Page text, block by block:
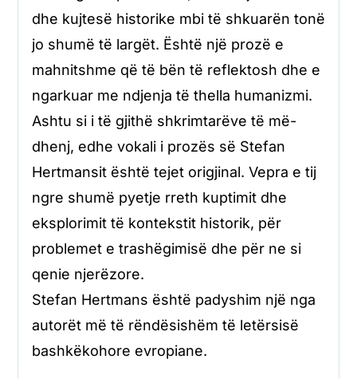
dhe kujtesë historike mbi të shkuarën tonë
jo shumë të largët. Është një prozë e
mahnitshme që të bën të reflektosh dhe e
ngarkuar me ndjenja të thella humanizmi.
Ashtu si i të gjithë shkrimtarëve të më-
dhenj, edhe vokali i prozës së Stefan
Hertmansit është tejet origjinal. Vepra e tij
ngre shumë pyetje rreth kuptimit dhe
eksplorimit të kontekstit historik, për
problemet e trashëgimisë dhe për ne si
qenie njerëzore.
Stefan Hertmans është padyshim një nga
autorët më të rëndësishëm të letërsisë
bashkëkohore evropiane.